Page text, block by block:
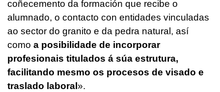
coñecemento da formación que recibe o
alumnado, o contacto con entidades vinculadas
ao sector do granito e da pedra natural, así
como a posibilidade de incorporar
profesionais titulados á súa estrutura,
facilitando mesmo os procesos de visado e
traslado laboral ».